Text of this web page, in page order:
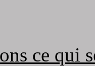
ce qui